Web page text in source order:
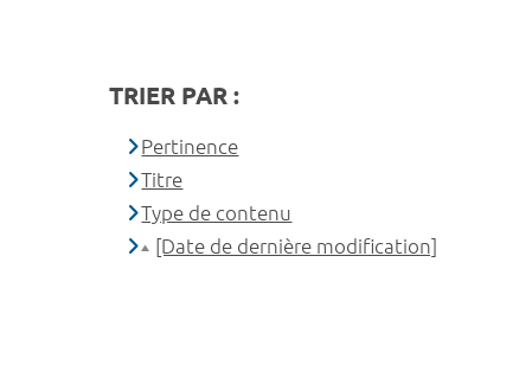
TRIER PAR :
Pertinence
Titre
Type de contenu
[Date de dernière modification]